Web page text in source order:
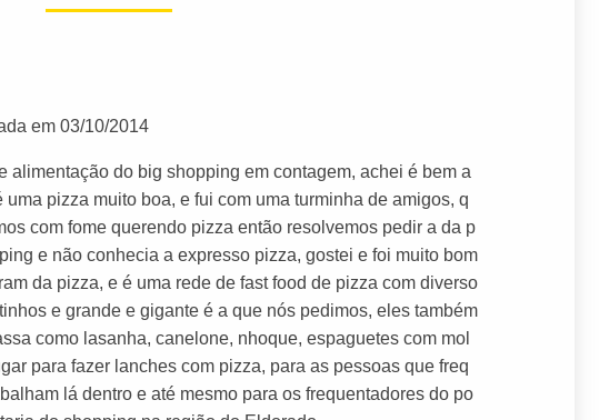
em 03/10/2014
alimentação do big shopping em contagem, achei é bem a
pizza muito boa, e fui com uma turminha de amigos, q
com fome querendo pizza então resolvemos pedir a da p
e não conhecia a expresso pizza, gostei e foi muito bom
da pizza, e é uma rede de fast food de pizza com diverso
e grande e gigante é a que nós pedimos, eles também
como lasanha, canelone, nhoque, espaguetes com mol
para fazer lanches com pizza, para as pessoas que freq
lá dentro e até mesmo para os frequentadores do po